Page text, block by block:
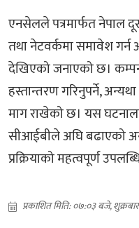
एनसेलले पत्रमार्फत नेपाल
तथा नेटवर्कमा समावेश गर्न
देखिएको जनाएको छ।
हस्तान्तरण गरिनुपर्ने,
माग राखेको छ। यस
सीआईबीले अघि बढाएको
प्रक्रियाको महत्वपूर्ण
प्रकाशित मिति: ०७:०३ बजे,